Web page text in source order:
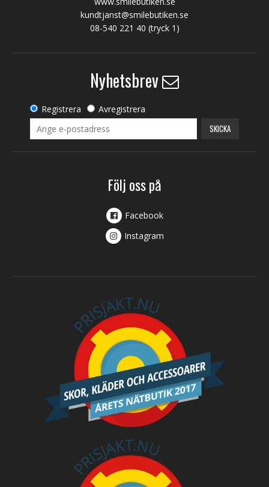
kundtjanst@smilebutiken.se
08-540 221 40 (tryck 1)
Nyhetsbrev
Registrera Avregistrera
SKICKA
Följ oss på
Facebook
Instagram